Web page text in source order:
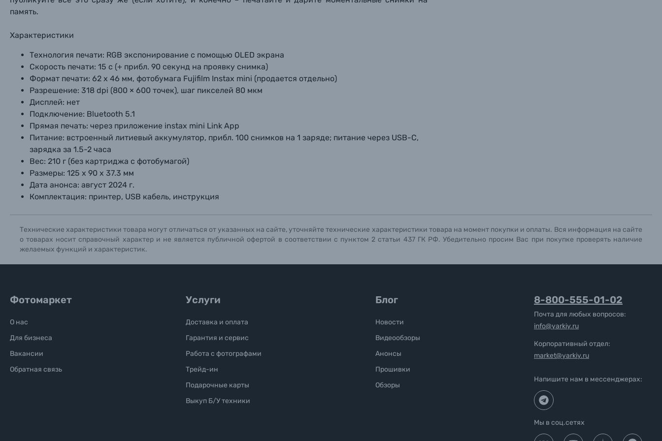
память.
Характеристики
Технология печати: RGB экспонирование с помощью OLED экрана
Скорость печати: 15 c (+ прибл. 90 секунд на проявку снимка)
Формат печати: 62 х 46 мм, фотобумага Fujifilm Instax mini (продается отдельно)
Разрешение: 318 dpi (800 × 600 точек), шаг пикселей 80 мкм
Дисплей: нет
Подключение: Bluetooth 5.1
Прямая печать: через приложение instax mini Link App
Питание: встроенный литиевый аккумулятор, прибл. 100 снимков на 1 заряде; питание через USB-C,
зарядка за 1.5-2 часа
Вес: 210 г (без картриджа с фотобумагой)
Размеры: 125 х 90 х 37.3 мм
Дата анонса: август 2024 г.
Комплектация: принтер, USB кабель, инструкция
Технические характеристики товара могут отличаться от указанных на сайте, уточняйте технические характеристики товара на момент покупки и оплаты. Вся информация на сайте
о товарах носит справочный характер и не является публичной офертой в соответствии с пунктом 2 статьи 437 ГК РФ. Убедительно просим Вас при покупке проверять наличие
желаемых функций и характеристик.
Фотомаркет
О нас
Для бизнеса
Вакансии
Обратная связь
Услуги
Доставка и оплата
Гарантия и сервис
Работа с фотографами
Трейд-ин
Подарочные карты
Выкуп Б/У техники
Блог
Новости
Видеообзоры
Анонсы
Прошивки
Обзоры
8-800-555-01-02
Почта для любых вопросов:
info@yarkiy.ru
Корпоративный отдел:
market@yarkiy.ru
Напишите нам в мессенджерах:
Мы в соц.сетях